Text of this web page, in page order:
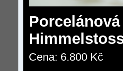
Cena: 6.800 Kč